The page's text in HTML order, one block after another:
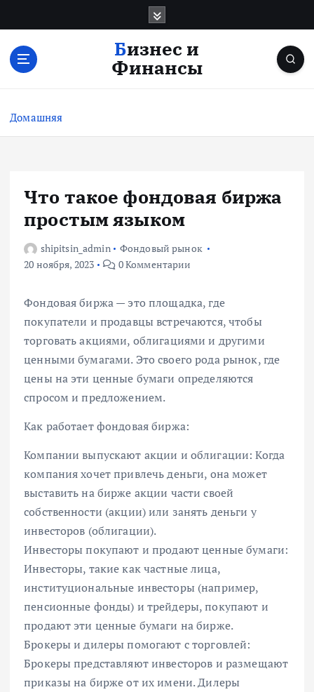
с
Бизнес и
Финансы
Домашняя
Что такое фондовая биржа
простым языком
shipitsin_admin
Фондовый рынок
20 ноября, 2023
0 Комментарии
Фондовая биржа — это площадка, где
покупатели и продавцы встречаются, чтобы
торговать акциями, облигациями и другими
ценными бумагами. Это своего рода рынок, где
цены на эти ценные бумаги определяются
спросом и предложением.
Как работает фондовая биржа:
Компании выпускают акции и облигации: Когда
компания хочет привлечь деньги, она может
выставить на бирже акции части своей
собственности (акции) или занять деньги у
инвесторов (облигации).
Инвесторы покупают и продают ценные бумаги:
Инвесторы, такие как частные лица,
институциональные инвесторы (например,
пенсионные фонды) и трейдеры, покупают и
продают эти ценные бумаги на бирже.
Брокеры и дилеры помогают с торговлей:
Брокеры представляют инвесторов и размещают
приказы на бирже от их имени. Дилеры